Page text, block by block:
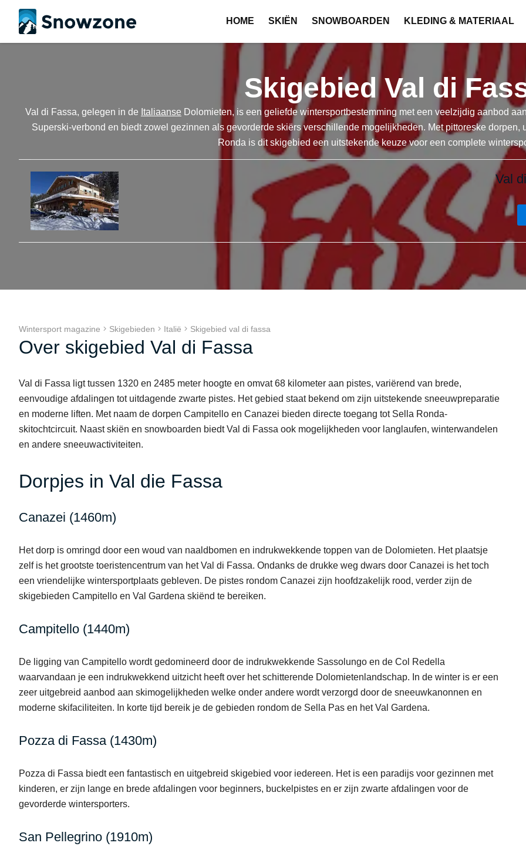
HOME SKIËN SNOWBOARDEN KLEDING & MATERIAAL
Skigebied Val di
Val di Fassa, gelegen in de Italiaanse Dolomieten, is een geliefde wintersportbestemming met een veelzijdig aanbod
Superski-verbond en biedt zowel gezinnen als gevorderde skiërs verschillende mogelijkheden. Met pittoreske
Ronda is dit skigebied een uitstekende keuze voor een complete
Val
Wintersport magazine Skigebieden Italië Skigebied val di fassa
Over skigebied Val di Fassa
Val di Fassa ligt tussen 1320 en 2485 meter hoogte en omvat 68 kilometer aan pistes, variërend van brede,
eenvoudige afdalingen tot uitdagende zwarte pistes. Het gebied staat bekend om zijn uitstekende sneeuwpreparatie
en moderne liften. Met naam de dorpen Campitello en Canazei bieden directe toegang tot Sella Ronda-
skitochtcircuit. Naast skiën en snowboarden biedt Val di Fassa ook mogelijkheden voor langlaufen, winterwandelen
en andere sneeuwactiviteiten.
Dorpjes in Val die Fassa
Canazei (1460m)
Het dorp is omringd door een woud van naaldbomen en indrukwekkende toppen van de Dolomieten. Het plaatsje
zelf is het grootste toeristencentrum van het Val di Fassa. Ondanks de drukke weg dwars door Canazei is het toch
een vriendelijke wintersportplaats gebleven. De pistes rondom Canazei zijn hoofdzakelijk rood, verder zijn de
skigebieden Campitello en Val Gardena skiënd te bereiken.
Campitello (1440m)
De ligging van Campitello wordt gedomineerd door de indrukwekkende Sassolungo en de Col Redella
waarvandaan je een indrukwekkend uitzicht heeft over het schitterende Dolomietenlandschap. In de winter is er een
zeer uitgebreid aanbod aan skimogelijkheden welke onder andere wordt verzorgd door de sneeuwkanonnen en
moderne skifaciliteiten. In korte tijd bereik je de gebieden rondom de Sella Pas en het Val Gardena.
Pozza di Fassa (1430m)
Pozza di Fassa biedt een fantastisch en uitgebreid skigebied voor iedereen. Het is een paradijs voor gezinnen met
kinderen, er zijn lange en brede afdalingen voor beginners, buckelpistes en er zijn zwarte afdalingen voor de
gevorderde wintersporters.
San Pellegrino (1910m)